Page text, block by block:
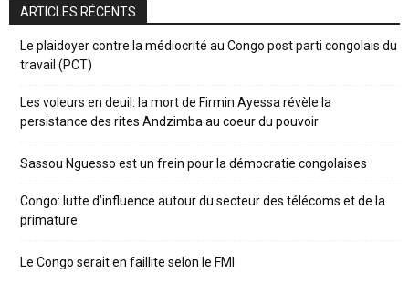
ARTICLES RÉCENTS
Le plaidoyer contre la médiocrité au Congo post parti congolais du
travail (PCT)
Les voleurs en deuil: la mort de Firmin Ayessa révèle la
persistance des rites Andzimba au coeur du pouvoir
Sassou Nguesso est un frein pour la démocratie congolaises
Congo: lutte d’influence autour du secteur des télécoms et de la
primature
Le Congo serait en faillite selon le FMI